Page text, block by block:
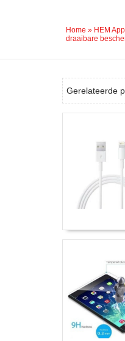
Home » HEM
draaibare
Gerelateerde